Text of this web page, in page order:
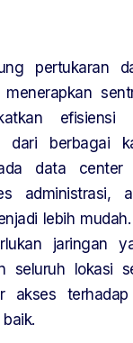
pertukaran
efisiensi
dari berbagai
data center
administrasi,
lebih
jaringan
seluruh lokasi
akses